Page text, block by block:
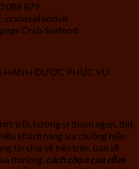
088 879
crabseafood.vn
Crab Seafood
HẠNH ĐƯỢC PHỤC VỤ
trội, hương vị thơm ngon, thịt
khách hàng ưa chuộng hiện
tin chia sẻ bên trên, bạn sẽ
thường, cách chọn cua cốm